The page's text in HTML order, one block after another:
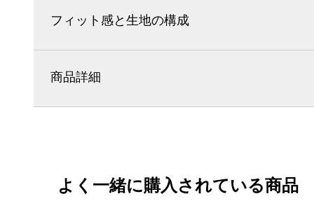
フィット感と生地の構成
商品詳細
よく一緒に購入されている商品